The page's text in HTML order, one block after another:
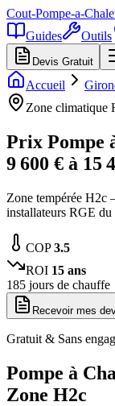
Cout-Pompe-a-
Guides
Outils
Devis Gratuit
Accueil
Zone climatique
Prix Pompe
9 600 € à 15
Zone tempérée H2c
installateurs RGE
COP3.5
ROI 15 ans
185 jours de chauffe
Recevoir mes
Gratuit & Sans
Pompe à
Zone H2c